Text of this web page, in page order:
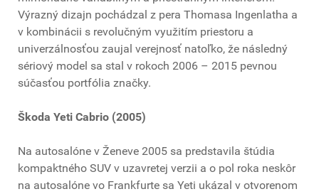
Výrazný dizajn pochádzal z pera Thomasa Ingenlatha a
v kombinácii s revolučným využitím priestoru a
univerzálnosťou zaujal verejnosť natoľko, že následný
sériový model sa stal v rokoch 2006 – 2015 pevnou
súčasťou portfólia značky.
Škoda Yeti Cabrio (2005)
Na autosalóne v Ženeve 2005 sa predstavila štúdia
kompaktného SUV v uzavretej verzii a o pol roka neskôr
na autosalóne vo Frankfurte sa Yeti ukázal v otvorenom